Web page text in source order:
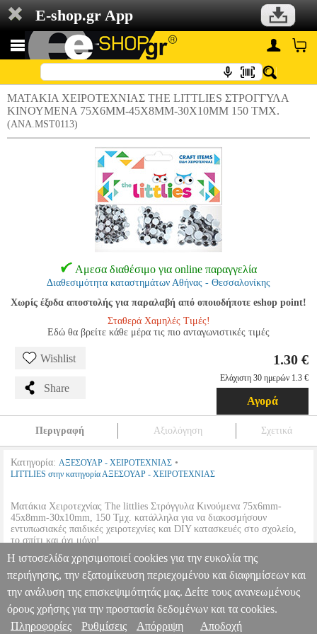
E-shop.gr App
ΜΑΤΑΚΙΑ ΧΕΙΡΟΤΕΧΝΙΑΣ THE LITTLIES ΣΤΡΟΓΓΥΛΑ
ΚΙΝΟΥΜΕΝΑ 75X6MM-45X8MM-30X10MM 150 ΤΜΧ.
(ANA.MST0113)
Αμεσα διαθέσιμο για online παραγγελία
Διαθεσιμότητα καταστημάτων Αθήνας - Θεσσαλονίκης
Χωρίς έξοδα αποστολής για παραλαβή από οποιοδήποτε eshop point!
Σταθερά Χαμηλές Τιμές!
Εδώ θα βρείτε κάθε μέρα τις πιο ανταγωνιστικές τιμές
Wishlist
Share
1.30 €
Ελάχιστη 30 ημερών 1.3 €
Αγορά
Περιγραφή Αξιολόγηση Σχετικά
Κατηγορία: ΑΞΕΣΟΥΑΡ - ΧΕΙΡΟΤΕΧΝΙΑΣ •
LITTLIES στην κατηγορία ΑΞΕΣΟΥΑΡ - ΧΕΙΡΟΤΕΧΝΙΑΣ
Ματάκια Χειροτεχνίας The littlies Στρόγγυλα Κινούμενα 75x6mm-
45x8mm-30x10mm, 150 Τμχ. κατάλληλα για να διακοσμήσουν
εντυπωσιακές παιδικές χειροτεχνίες και DIY κατασκευές στο σχολείο,
το σπίτι και όχι μόνο!
•
Διαστάσεις:
75 x 6 mm | 45 x 8 mm | 30 x 10 mm.
• Ποσότητα συσκευασίας:150 Τμχ.
ΜΑΤΑΚΙΑ ΧΕΙΡΟΤΕΧΝΙΑΣ THE LITTLIES ΣΤΡΟΓΓΥΛΑ
ΚΙΝΟΥΜΕΝΑ 75X6MM-45X8MM-30X10MM 150 ΤΜΧ.
ANA.MST0113
ANA.MST0113 LITTLIES LITTLIES
Πληροφορίες & Υπηρεσίες >
Η ιστοσελίδα χρησιμοποιεί cookies για την ευκολία της
περιήγησης, την εξατομίκευση περιεχομένου και διαφημίσεων και
την ανάλυση της επισκεψιμότητάς μας. Δείτε τους ανανεωμένους
όρους χρήσης για την προστασία δεδομένων και τα cookies.
Πληροφορίες
Ρυθμίσεις Απόρριψη Αποδοχή